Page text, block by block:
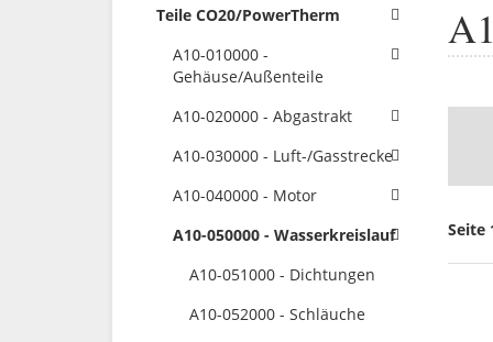
Seite
Teile CO20/PowerTherm
A10-010000 -
Gehäuse/Außenteile
A10-020000 - Abgastrakt
A10-030000 - Luft-/Gasstrecke
A10-040000 - Motor
A10-050000 - Wasserkreislauf
A10-051000 - Dichtungen
A10-052000 - Schläuche